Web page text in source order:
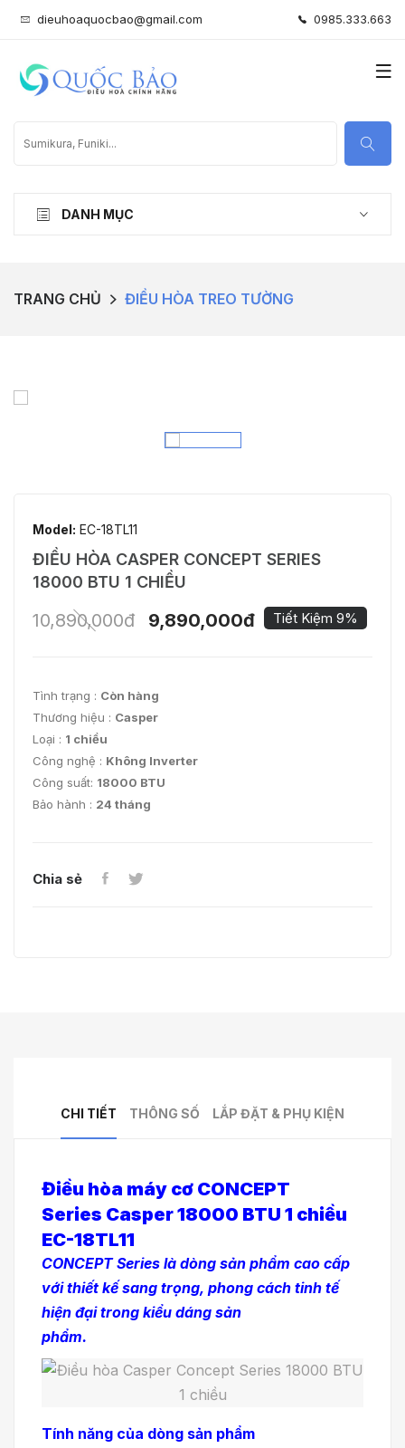
dieuhoaquocbao@gmail.com 0985.333.663
DANH MỤC
TRANG CHỦ ĐIỀU HÒA TREO TƯỜNG
Model: EC-18TL11
ĐIỀU HÒA CASPER CONCEPT SERIES
18000 BTU 1 CHIỀU
10,890,000đ 9,890,000đ Tiết Kiệm 9%
Tình trạng : Còn hàng
Thương hiệu : Casper
Loại : 1 chiều
Công nghệ : Không Inverter
Công suất: 18000 BTU
Bảo hành : 24 tháng
Chia sẻ
CHI TIẾT THÔNG SỐ LẮP ĐẶT & PHỤ KIỆN
Điều hòa máy cơ CONCEPT
Series Casper 18000 BTU 1 chiều
EC-18TL11
CONCEPT Series là dòng sản phẩm cao cấp
với thiết kế sang trọng, phong cách tinh tế
hiện đại trong kiểu dáng sản
phẩm.
Tính năng của dòng sản phẩm